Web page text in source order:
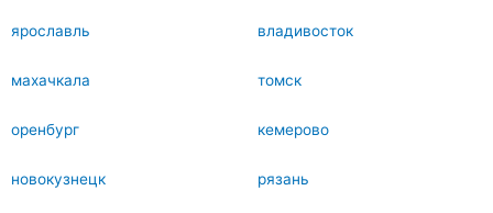
ярославль владивосток
махачкала томск
оренбург кемерово
новокузнецк рязань